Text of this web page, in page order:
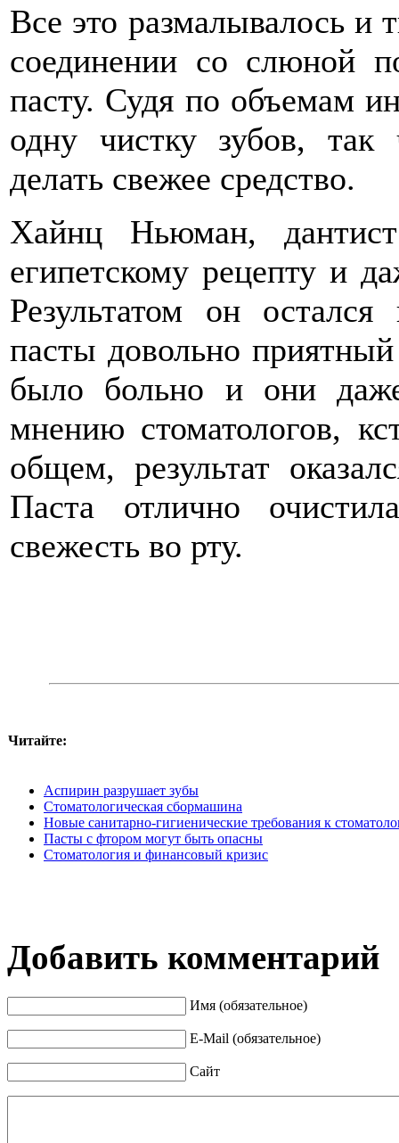
Все это размалывалось и
соединении со слюной
пасту. Судя по объемам
одну чистку зубов, так
делать свежее средство.
Хайнц Ньюман,
египетскому рецепту и
Результатом он
пасты довольно
было больно и они
мнению стоматологов,
общем, результат
Паста отлично
свежесть во рту.
Читайте:
Аспирин разрушает зубы
Стоматологическая сбормашина
Новые санитарно-гигиенические требования к
Пасты с фтором могут быть опасны
Стоматология и финансовый кризис
Добавить комментарий
Имя (обязательное)
E-Mail (обязательное)
Сайт